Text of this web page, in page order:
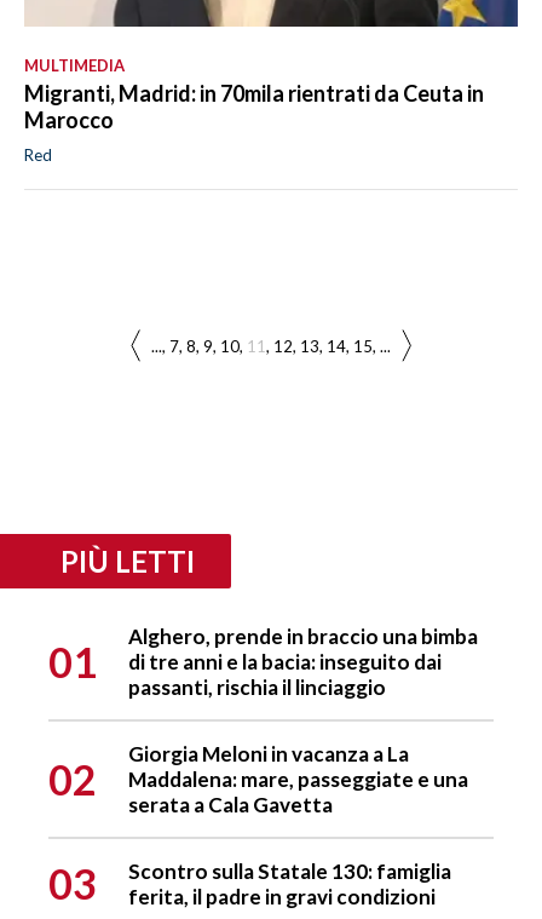
MULTIMEDIA
Migranti, Madrid: in 70mila rientrati da Ceuta in
Marocco
Red
... 7 8 9 10 11 12 13 14 15 ...
PIÙ LETTI
01
Alghero, prende in braccio una bimba
di tre anni e la bacia: inseguito dai
passanti, rischia il linciaggio
02
Giorgia Meloni in vacanza a La
Maddalena: mare, passeggiate e una
serata a Cala Gavetta
03
Scontro sulla Statale 130: famiglia
ferita, il padre in gravi condizioni